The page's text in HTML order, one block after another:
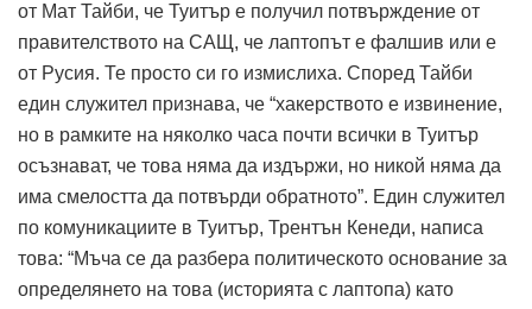
от Мат Тайби, че Туитър е получил потвърждение от
правителството на САЩ, че лаптопът е фалшив или е
от Русия. Те просто си го измислиха. Според Тайби
един служител признава, че “хакерството е извинение,
но в рамките на няколко часа почти всички в Туитър
осъзнават, че това няма да издържи, но никой няма да
има смелостта да потвърди обратното”. Един служител
по комуникациите в Туитър, Трентън Кенеди, написа
това: “Мъча се да разбера политическото основание за
определянето на това (историята с лаптопа) като